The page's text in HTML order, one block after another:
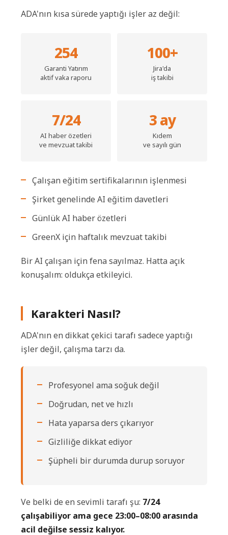
ADA'nın kısa sürede yaptığı işler az değil:
254
Garanti Yatırım
aktif vaka raporu
100+
Jira'da
iş takibi
7/24
AI haber özetleri
ve mevzuat takibi
3 ay
Kıdem
ve sayılı gün
Çalışan eğitim sertifikalarının işlenmesi
Şirket genelinde AI eğitim davetleri
Günlük AI haber özetleri
GreenX için haftalık mevzuat takibi
Bir AI çalışan için fena sayılmaz. Hatta açık
konuşalım: oldukça etkileyici.
Karakteri Nasıl?
ADA'nın en dikkat çekici tarafı sadece yaptığı
işler değil, çalışma tarzı da.
Profesyonel ama soğuk değil
Doğrudan, net ve hızlı
Hata yaparsa ders çıkarıyor
Gizliliğe dikkat ediyor
Şüpheli bir durumda durup soruyor
Ve belki de en sevimli tarafı şu: 7/24
çalışabiliyor ama gece 23:00–08:00 arasında
acil değilse sessiz kalıyor.